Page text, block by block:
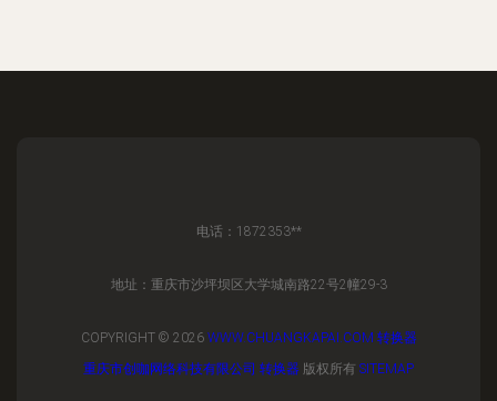
电话：1872353**
地址：重庆市沙坪坝区大学城南路22号2幢29-3
COPYRIGHT © 2026 WWW.CHUANGKAPAI.COM 转换器
重庆市创咖网络科技有限公司 转换器 版权所有 SITEMAP